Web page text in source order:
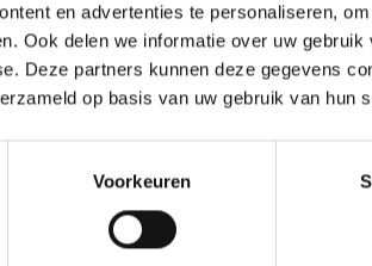
en advertenties te personaliseren,
Ook delen we informatie over uw
Deze partners kunnen deze gegevens
op basis van uw gebruik van hun
Voorkeuren
het scherpstelpunt door twee
Ideaal voor het vastleggen van
bij.
zoeker met 2.36 miljoen pixelpunten
twv 159,95
f/4.0-7.1
5 jaar Garantie
Nikon Z8 systeemcamera